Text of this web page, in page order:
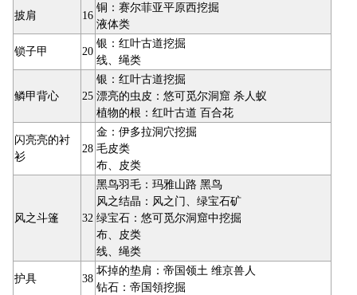
披肩 16
铜：赛尔菲亚平原西挖掘
液体类
锁子甲 20
银：红叶古道挖掘
线、绳类
鳞甲背心 25
银：红叶古道挖掘
漂亮的虫皮：悠可觅尔洞窟 杀人蚁
植物的根：红叶古道 百合花
闪亮亮的衬
衫
28
金：伊多拉洞穴挖掘
毛皮类
布、皮类
风之斗篷 32
黑鸟羽毛：玛雅山路 黑鸟
风之结晶：风之门、绿宝石矿
绿宝石：悠可觅尔洞窟中挖掘
布、皮类
线、绳类
护具 38
坏掉的垫肩：帝国领土 维京兽人
钻石：帝国領挖掘